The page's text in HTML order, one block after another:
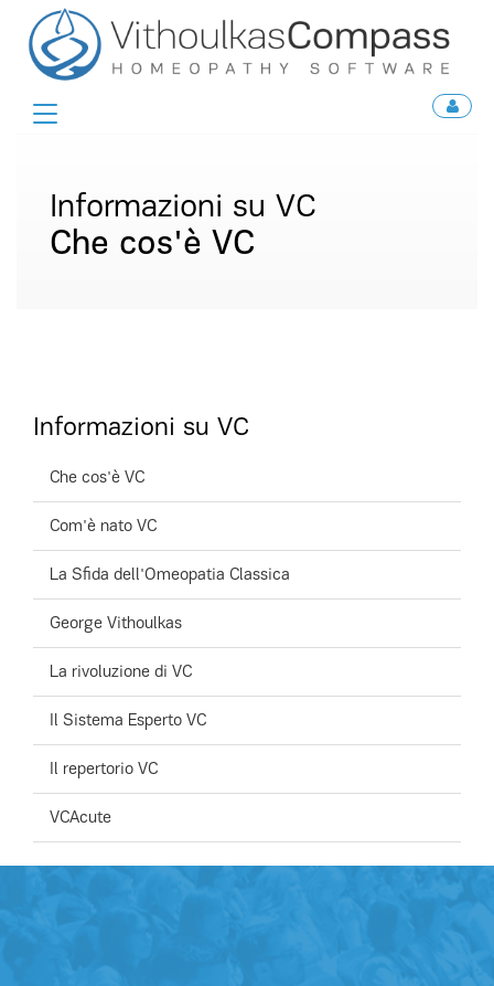
Toggle
Informazioni su VC
Che cos'è VC
Informazioni su VC
Che cos'è VC
Com'è nato VC
La Sfida dell'Omeopatia Classica
George Vithoulkas
La rivoluzione di VC
Il Sistema Esperto VC
Il repertorio VC
VCAcute